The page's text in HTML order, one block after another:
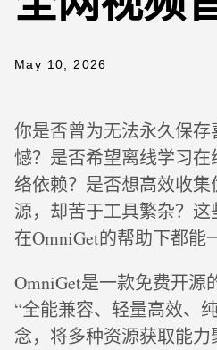
May 10, 2026
你是否曾为无法永久保
憾？是否希望离线学习
络依赖？是否想高效收
源，却苦于工具繁杂？这
在OmniGet的帮助下都能
OmniGet是一款免费开源
“全能兼容、轻量高效、
念，将多种资源获取能